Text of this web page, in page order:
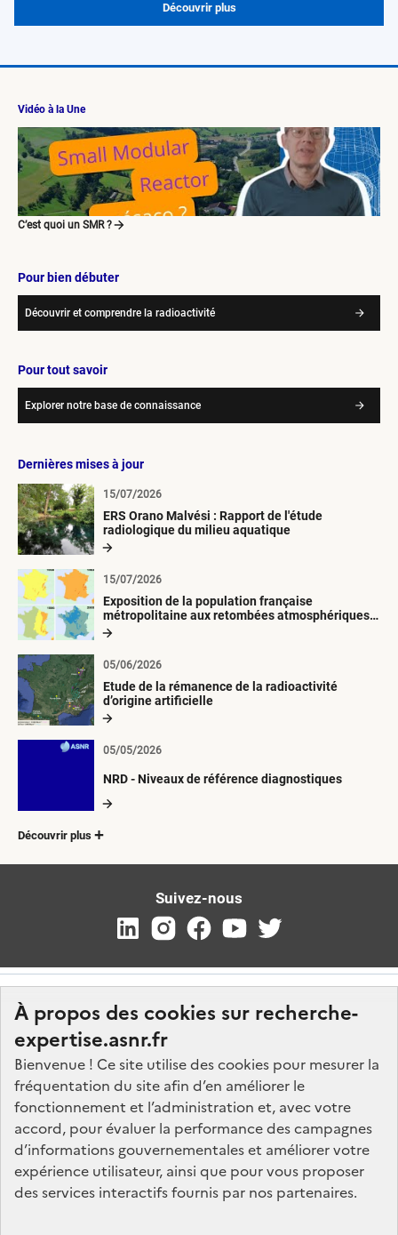
À propos des cookies sur recherche-
expertise.asnr.fr
Bienvenue ! Ce site utilise des cookies pour mesurer la
fréquentation du site afin d’en améliorer le
fonctionnement et l’administration et, avec votre
accord, pour évaluer la performance des campagnes
d’informations gouvernementales et améliorer votre
expérience utilisateur, ainsi que pour vous proposer
des services interactifs fournis par nos partenaires.
Découvrir plus
Vidéo à la Une
C’est quoi un SMR ?
Pour bien débuter
Découvrir et comprendre la radioactivité
Pour tout savoir
Explorer notre base de connaissance
Dernières mises à jour
ERS Orano Malvési : Rapport de l'étude
radiologique du milieu aquatique
15/07/2026
Exposition de la population française
métropolitaine aux retombées atmosphériques
radioactives depuis 1945
15/07/2026
Etude de la rémanence de la radioactivité
d’origine artificielle
05/06/2026
NRD - Niveaux de référence diagnostiques
05/05/2026
Découvrir plus
Suivez-nous
Nos marchés
Nos offres d'emploi
FAQ
Glossaire